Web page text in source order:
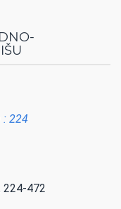
: 224
224-472